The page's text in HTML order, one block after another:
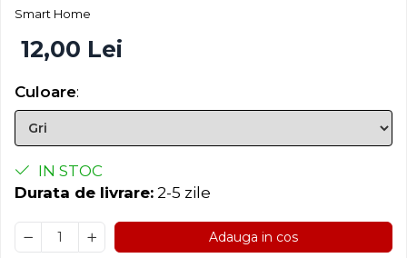
Smart Home
12,00 Lei
Culoare:
IN STOC
Durata de livrare: 2-5 zile
Adauga in cos